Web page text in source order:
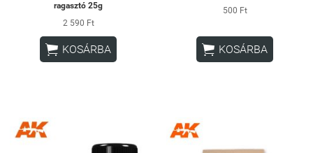
ragasztó 25g
2 590 Ft
 KOSÁRBA
500 Ft
 KOSÁRBA